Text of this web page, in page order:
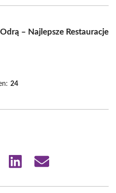
– Najlepsze Restauracje
24
Share
Share